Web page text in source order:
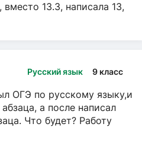
13.3, написала 13,
Русский язык 9 класс
ОГЭ по русскому языку,и
а после написал
Что будет? Работу